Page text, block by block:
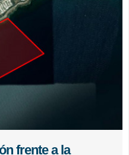
frente a la